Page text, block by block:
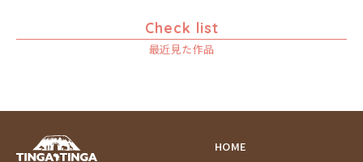
Check list
最近見た作品
HOME